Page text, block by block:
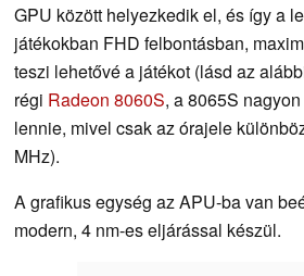
GPU között helyezkedik el, és így a
játékokban FHD felbontásban,
teszi lehetővé a játékot (lásd az
régi Radeon 8060S, a 8065S
lennie, mivel csak az órajele
MHz).
A grafikus egység az APU-ba van
modern, 4 nm-es eljárással készül.